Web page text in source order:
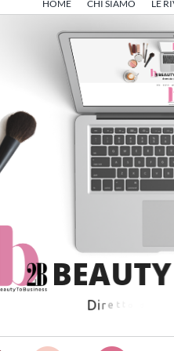
HOME CHI SIAMO LE
BEAUTY
Dire t